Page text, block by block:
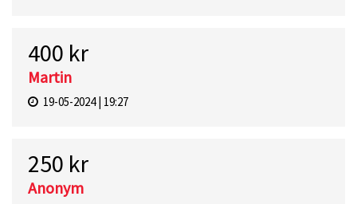
400 kr
Martin
19-05-2024 | 19:27
250 kr
Anonym